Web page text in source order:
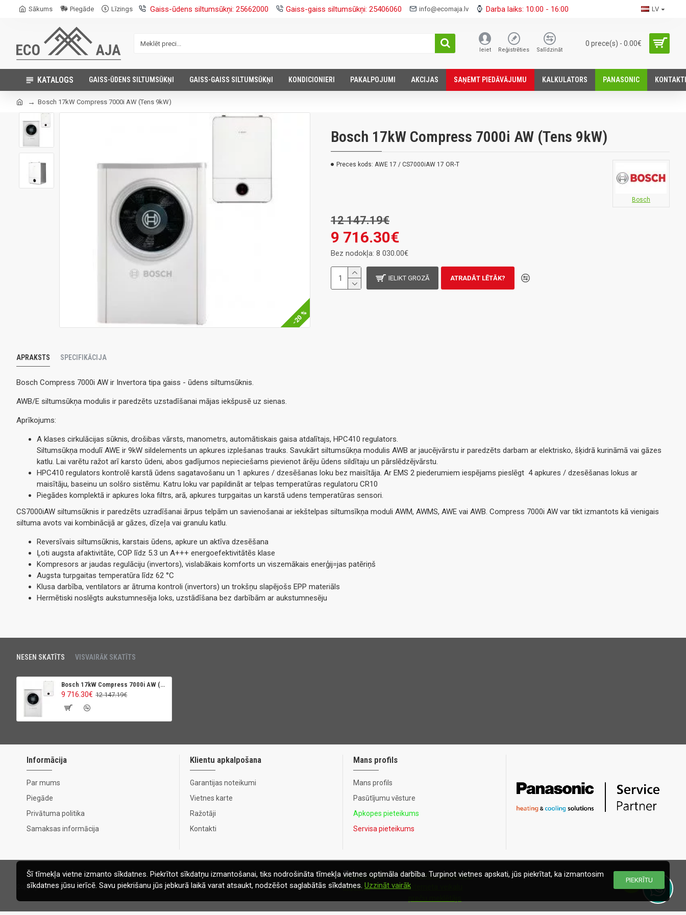
Sākums Piegāde Līzings Gaiss-ūdens siltumsūkņi: 25662000 Gaiss-gaiss siltumsūkņi: 25406060 info@ecomaja.lv Darba laiks: 10:00 - 16:00 LV
Ieiet Reģistrēties Salīdzināt
0 prece(s) - 0.00€
KATALOGS GAISS-ŪDENS SILTUMSŪKŅI GAISS-GAISS SILTUMSŪKŅI KONDICIONIERI PAKALPOJUMI AKCIJAS SАŅEMT PIEDĀVĀJUMU KALKULATORS PANASONIC KONTAKTI
Bosch 17kW Compress 7000i AW (Tens 9kW)
-20 %
Bosch 17kW Compress 7000i AW (Tens 9kW)
Preces kods: AWE 17 / CS7000iAW 17 OR-T
Bosch
9 716.30€
12 147.19€
Bez nodokļa: 8 030.00€
IELIKT GROZĀ ATRADĀT LĒTĀK?
APRAKSTS SPECIFIKĀCIJA
Bosch Compress 7000i AW ir Invertora tipa gaiss - ūdens siltumsūknis.
AWB/E siltumsūkņa modulis ir paredzēts uzstadīšanai mājas iekšpusē uz sienas.
Aprīkojums:
A klases cirkulācijas sūknis, drošibas vārsts, manometrs, automātiskais gaisa atdalītajs, HPC410 regulators.
Siltumsūkņa modulī AWE ir 9kW sildelements un apkures izplešanas trauks. Savukārt siltumsūkņa modulis AWB ar jaucējvārstu ir paredzēts darbam ar elektrisko, šķidrā kurināmā vai gāzes
katlu. Lai varētu ražot arī karsto ūdeni, abos gadījumos nepieciešams pievienot ārēju ūdens sildītaju un pārslēdzējvārstu.
HPC410 regulators kontrolē karstā ūdens sagatavošanu un 1 apkures / dzesēšanas loku bez maisītāja. Ar EMS 2 piederumiem iespējams pieslēgt 4 apkures / dzesēšanas lokus ar
maisītāju, baseinu un solšro sistēmu. Katru loku var papildināt ar telpas temperatūras regulatoru CR10
Piegādes komplektā ir apkures loka filtrs, arā, apkures turpgaitas un karstā udens temperatūras sensori.
CS7000iAW siltumsūknis ir paredzēts uzradīšanai ārpus telpām un savienošanai ar iekštelpas siltumsīkņa moduli AWM, AWMS, AWE vai AWB. Compress 7000i AW var tikt izmantots kā vienigais
siltuma avots vai kombinācijā ar gāzes, dīzeļa vai granulu katlu.
Reversīvais siltumsūknis, karstais ūdens, apkure un aktīva dzesēšana
Ļoti augsta afaktivitāte, COP līdz 5.3 un A+++ energoefektivitātēs klase
Kompresors ar jaudas regulāciju (invertors), vislabākais komforts un viszemākais enerģij=jas patēriņš
Augsta turpgaitas temperatūra līdz 62 °C
Klusa darbība, ventilators ar ātruma kontroli (invertors) un trokšņu slapējošs EPP materiāls
Hermētiski noslēgts aukstumnesēja loks, uzstādīšana bez darbībām ar aukstumnesēju
NESEN SKATĪTS VISVAIRĀK SKATĪTS
Bosch 17kW Compress 7000i AW (Tens 9kW)
9 716.30€ 12 147.19€
Informācija
Par mums
Piegāde
Privātuma politika
Samaksas informācija
Klientu apkalpošana
Garantijas noteikumi
Vietnes karte
Ražotāji
Kontakti
Mans profils
Mans profils
Pasūtījumu vēsture
Apkopes pieteikums
Servisa pieteikums
Copyright © 2020, Ecomaja.lv. Visas tiesības aizsargātas
PIEKRĪTU
Šī tīmekļa vietne izmanto sīkdatnes. Piekrītot sīkdatņu izmantošanai, tiks nodrošināta tīmekļa vietnes optimāla darbība. Turpinot vietnes apskati, jūs piekrītat, ka izmantosim
sīkdatnes jūsu ierīcē. Savu piekrišanu jūs jebkurā laikā varat atsaukt, nodzēšot saglabātās sīkdatnes. Uzzināt vairāk